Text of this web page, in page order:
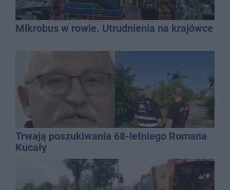
Mikrobus w rowie. Utrudnienia na krajówce
Trwają poszukiwania 68-letniego Romana
Kucały